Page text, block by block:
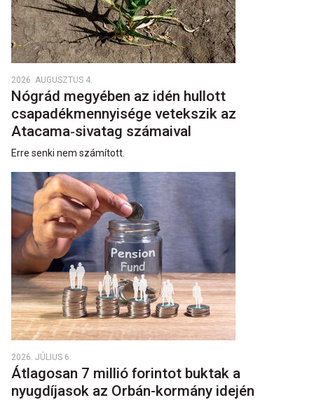
2026. AUGUSZTUS 4.
Nógrád megyében az idén hullott
csapadékmennyisége vetekszik az
Atacama‑sivatag számaival
Erre senki nem számított.
2026. JÚLIUS 6.
Átlagosan 7 millió forintot buktak a
nyugdíjasok az Orbán-kormány idején